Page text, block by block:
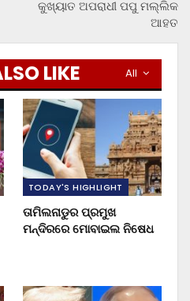
କୁଖ୍ୟାତ ଅପରାଧୀ ପପୁ ମଲ୍ଲିକ
ଆହତ
All
LIKE
TODAY'S HIGHLIGHT
ତାମିଲନାଡୁର ପ୍ରମୁଖ
ମନ୍ଦିରରେ ମୋବାଇଲ ନିଷେଧ